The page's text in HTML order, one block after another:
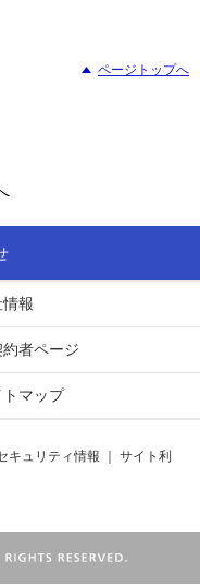
ページトップへ
報
約者ページ
トマップ
キュリティ情報 サイト利